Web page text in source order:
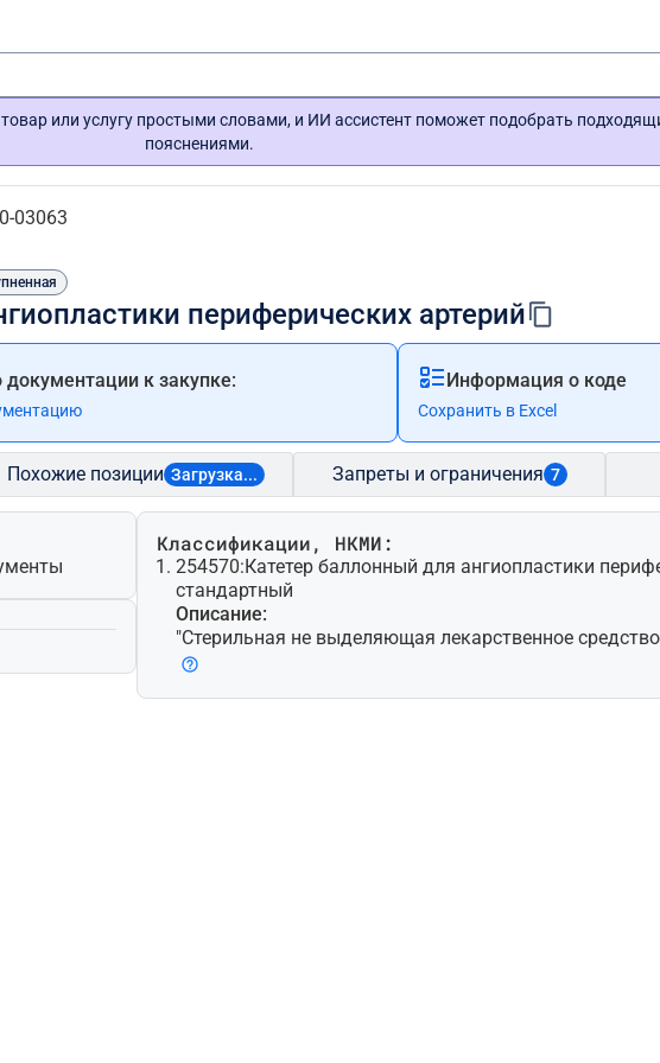
или услугу простыми словами, и ИИ ассистент поможет подобрать
пояснениями.
03063
периферических артерий
документации к закупке: Информация о коде
Сохранить в Excel
Похожие позиции Загрузка... Запреты и ограничения 7
Классификации, НКМИ:
254570:Катетер баллонный для ангиопластики
стандартный
Описание:
"Стерильная не выделяющая лекарственное
работанная для чрескожной транслюминальной